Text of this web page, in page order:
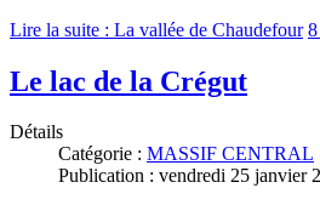
Lire la suite : La vallée de Chaudefour
Le lac de la Crégut
Détails
Catégorie : MASSIF CENTRAL
Publication : vendredi 25 janvier